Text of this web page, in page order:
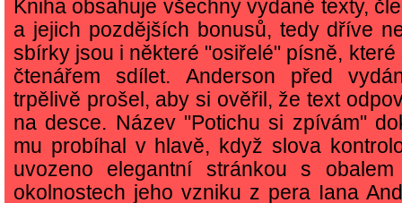
Kniha obsahuje všechny vydané texty,
a jejich pozdějších bonusů, tedy dříve
sbírky jsou i některé "osiřelé" písně,
čtenářem sdílet. Anderson před
trpělivě prošel, aby si ověřil, že text
na desce. Název "Potichu si zpívám"
mu probíhal v hlavě, když slova
uvozeno elegantní stránkou s
okolnostech jeho vzniku z pera Iana